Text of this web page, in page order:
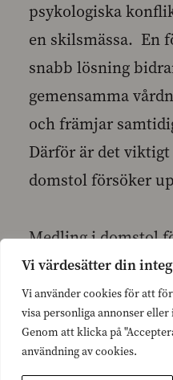
Vi värdesätter din
Vi använder cookies för att
visa personliga annonser
Genom att klicka på
användning av cookies.
psykologiska
en skilsmässa. En
snabb lösning
gemensamma
och främjar
Därför är det
domstol försöker
Medling i domstol
den kommunala
medling i
Tanken är inte att